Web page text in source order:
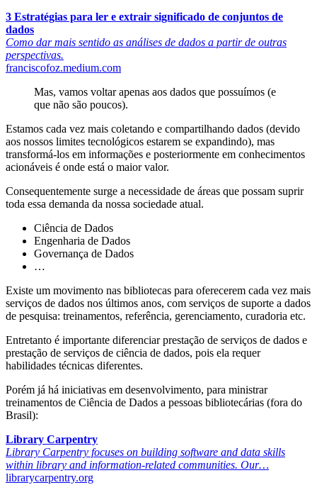
3 Estratégias para ler e extrair significado de conjuntos de
dados
Como dar mais sentido as análises de dados a partir de outras
perspectivas.
franciscofoz.medium.com
Mas, vamos voltar apenas aos dados que possuímos (e
que não são poucos).
Estamos cada vez mais coletando e compartilhando dados (devido
aos nossos limites tecnológicos estarem se expandindo), mas
transformá-los em informações e posteriormente em conhecimentos
acionáveis é onde está o maior valor.
Consequentemente surge a necessidade de áreas que possam suprir
toda essa demanda da nossa sociedade atual.
Ciência de Dados
Engenharia de Dados
Governança de Dados
…
Existe um movimento nas bibliotecas para oferecerem cada vez mais
serviços de dados nos últimos anos, com serviços de suporte a dados
de pesquisa: treinamentos, referência, gerenciamento, curadoria etc.
Entretanto é importante diferenciar prestação de serviços de dados e
prestação de serviços de ciência de dados, pois ela requer
habilidades técnicas diferentes.
Porém já há iniciativas em desenvolvimento, para ministrar
treinamentos de Ciência de Dados a pessoas bibliotecárias (fora do
Brasil):
Library Carpentry
Library Carpentry focuses on building software and data skills
within library and information-related communities. Our…
librarycarpentry.org